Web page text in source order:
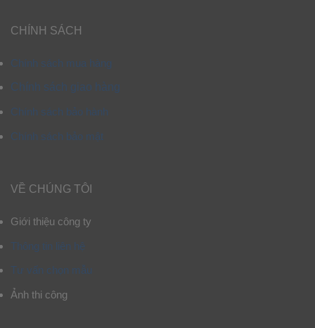
CHÍNH SÁCH
Chính sách mua hàng
Chính sách giao hàng
Chính sách bảo hành
Chính sách bảo mật
VỀ CHÚNG TÔI
Giới thiệu công ty
Thông tin liên hệ
Tư vấn chọn mẫu
Ảnh thi công